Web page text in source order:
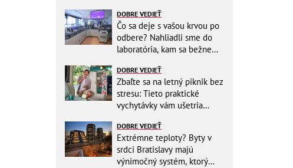
DOBRE VEDIEŤ
Čo sa deje s vašou krvou po
odbere? Nahliadli sme do
laboratória, kam sa bežne
DOBRE VEDIEŤ
Zbaľte sa na letný piknik bez
stresu: Tieto praktické
vychytávky vám ušetria
DOBRE VEDIEŤ
Extrémne teploty? Byty v
srdci Bratislavy majú
výnimočný systém, ktorý